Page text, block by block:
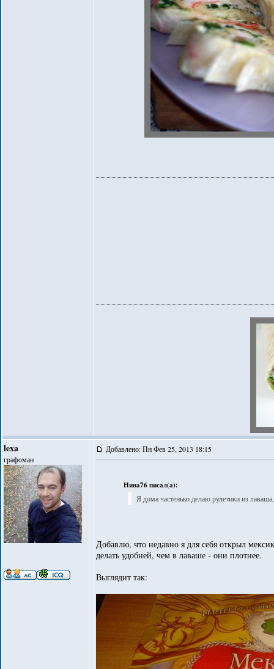
lexa
графоман
Добавлено: Пн Фев 25, 2013 18:15
Нина76 писал(а):
Я дома частенько делаю рулетики из лаваша,
Добавлю, что недавно я для себя открыл
делать удобней, чем в лаваше - они плотнее.
Выглядит так: